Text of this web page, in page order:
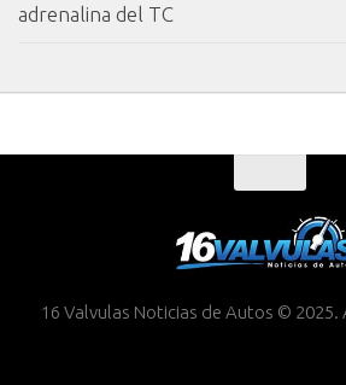
adrenalina del TC
16 Valvulas Noticias de Autos © 2025.